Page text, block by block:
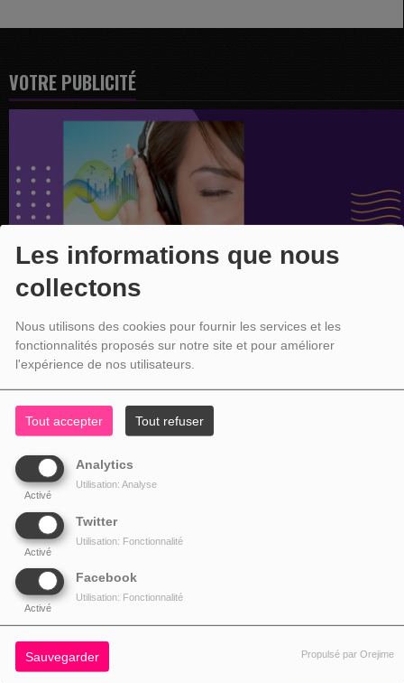
Les informations que nous
collectons
Nous utilisons des cookies pour fournir les services et les
fonctionnalités proposés sur notre site et pour améliorer
l'expérience de nos utilisateurs.
Tout accepter Tout refuser
Analytics
Activé
Utilisation: Analyse
Twitter
Activé
Utilisation: Fonctionnalité
Facebook
Activé
Utilisation: Fonctionnalité
Sauvegarder Propulsé par Orejime
VOTRE PUBLICITÉ